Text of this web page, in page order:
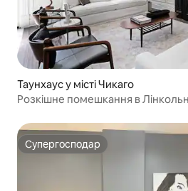
Таунхаус у місті Чикаго
Розкішне помешкання в
Супергосподар
Супергосподар